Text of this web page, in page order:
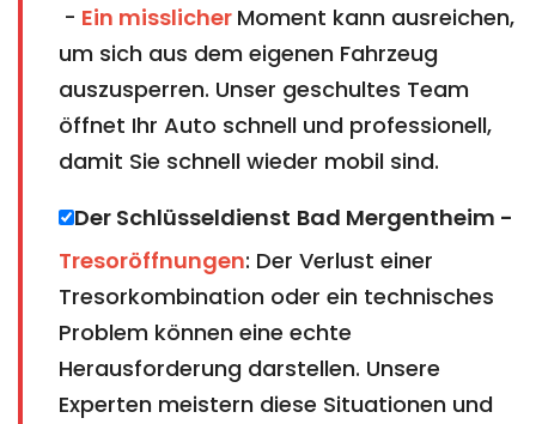
- Ein misslicher Moment kann ausreichen,
um sich aus dem eigenen Fahrzeug
auszusperren. Unser geschultes Team
öffnet Ihr Auto schnell und professionell,
damit Sie schnell wieder mobil sind.
Der Schlüsseldienst Bad Mergentheim​​​​​​​ -
Tresoröffnungen: Der Verlust einer
Tresorkombination oder ein technisches
Problem können eine echte
Herausforderung darstellen. Unsere
Experten meistern diese Situationen und